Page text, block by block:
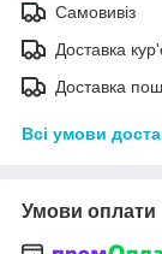
Самовивіз
Доставка
Доставка
Всі умови
Умови оплати